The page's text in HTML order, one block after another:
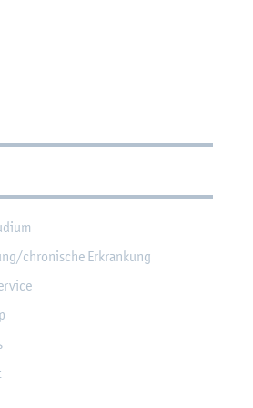
chro­ni­sche Er­kran­kung